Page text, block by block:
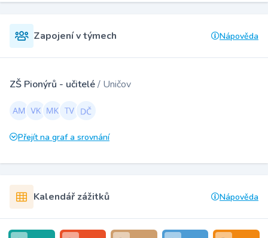
Zapojení v týmech Nápověda
ZŠ Pionýrů - učitelé/ Uničov
Přejít na graf a srovnání
Kalendář zážitků Nápověda